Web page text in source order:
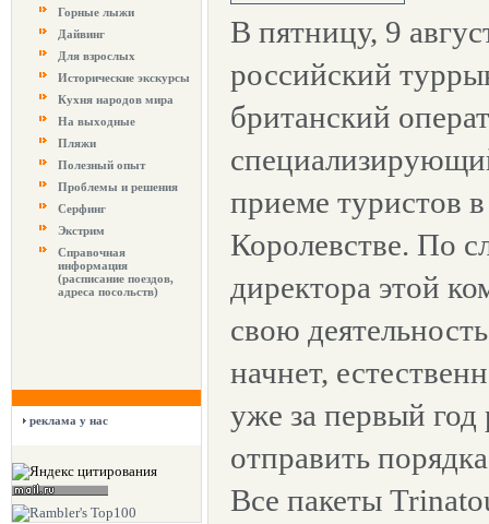
Горные лыжи
Дайвинг
Для взрослых
Исторические экскурсы
Кухня народов мира
На выходные
Пляжи
Полезный опыт
Проблемы и решения
Серфинг
Экстрим
Справочная
информация
(расписание поездов,
адреса посольств)
реклама у нас
В пятницу, 9
российский
британский
приеме туристов
Королевстве. По
директора этой
свою
начнет,
уже за первый год
отправить
Все пакеты